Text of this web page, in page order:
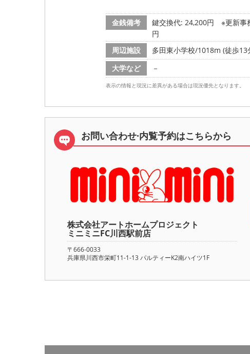
金銭備考
鍵交換代: 24,200円
※更新事
円
周辺施設
多田東小学校/1018m (徒歩13
大学など
－
表示の情報と現況に差異がある場合は現況優先となります。
お問い合わせ·内覧予約はこちらから
株式会社アートホームプロジェクト
ミニミニFC川西駅前店
〒666-0033
兵庫県川西市栄町11-1-13 パルティーK2南ハイツ1F